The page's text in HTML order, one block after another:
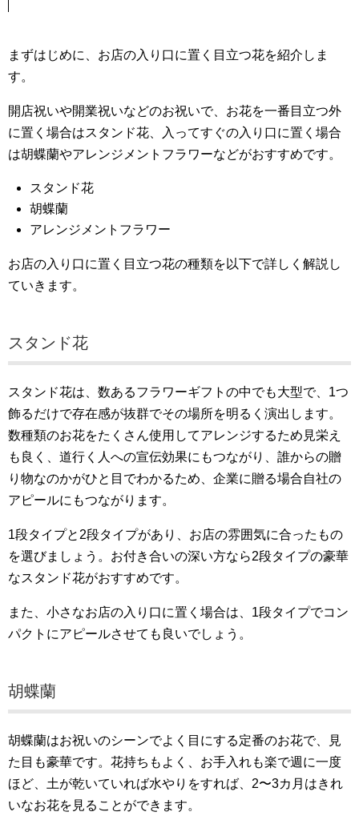
まずはじめに、お店の入り口に置く目立つ花を紹介しま
す。
開店祝いや開業祝いなどのお祝いで、お花を一番目立つ外
に置く場合はスタンド花、入ってすぐの入り口に置く場合
は胡蝶蘭やアレンジメントフラワーなどがおすすめです。
スタンド花
胡蝶蘭
アレンジメントフラワー
お店の入り口に置く目立つ花の種類を以下で詳しく解説し
ていきます。
スタンド花
スタンド花は、数あるフラワーギフトの中でも大型で、1つ
飾るだけで存在感が抜群でその場所を明るく演出します。
数種類のお花をたくさん使用してアレンジするため見栄え
も良く、道行く人への宣伝効果にもつながり、誰からの贈
り物なのかがひと目でわかるため、企業に贈る場合自社の
アピールにもつながります。
1段タイプと2段タイプがあり、お店の雰囲気に合ったもの
を選びましょう。お付き合いの深い方なら2段タイプの豪華
なスタンド花がおすすめです。
また、小さなお店の入り口に置く場合は、1段タイプでコン
パクトにアピールさせても良いでしょう。
胡蝶蘭
胡蝶蘭はお祝いのシーンでよく目にする定番のお花で、見
た目も豪華です。花持ちもよく、お手入れも楽で週に一度
ほど、土が乾いていれば水やりをすれば、2〜3カ月はきれ
いなお花を見ることができます。